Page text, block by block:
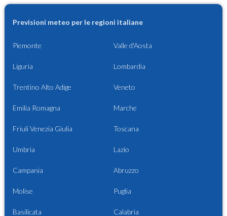
Previsioni meteo per le regioni italiane
Piemonte Valle d'Aosta
Liguria Lombardia
Trentino Alto Adige Veneto
Emilia Romagna Marche
Friuli Venezia Giulia Toscana
Umbria Lazio
Campania Abruzzo
Molise Puglia
Basilicata Calabria